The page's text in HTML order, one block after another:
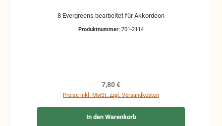
8 Evergreens bearbeitet für Akkordeon
Produktnummer: 701-2114
Regulärer Preis:
7,80 €
Preise inkl. MwSt. zzgl. Versandkosten
In den Warenkorb